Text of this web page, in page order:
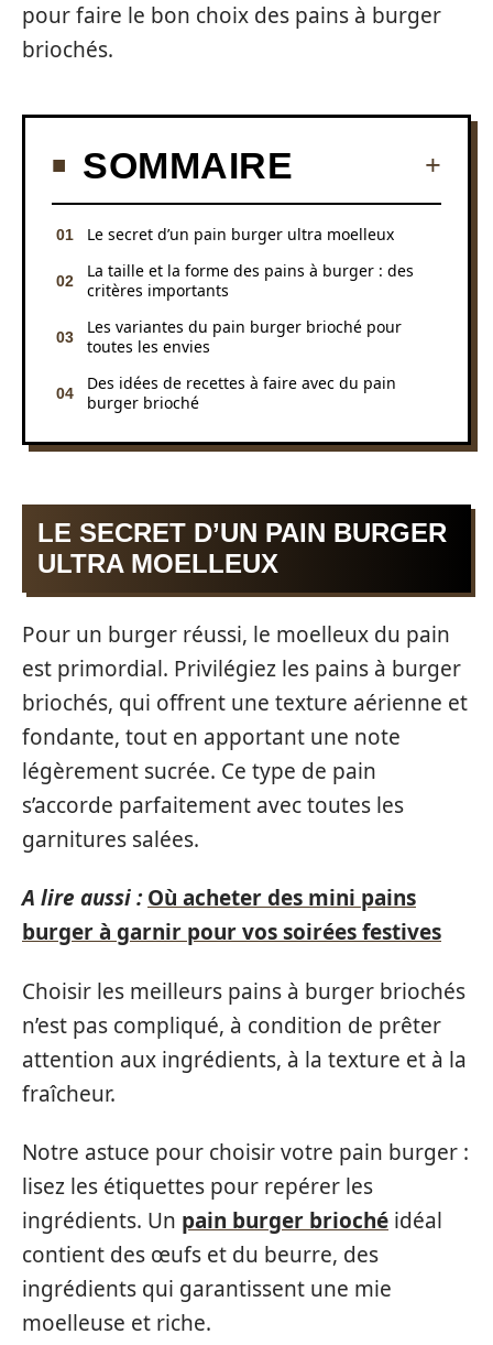
pour faire le bon choix des pains à burger
briochés.
SOMMAIRE
Le secret d’un pain burger ultra moelleux
La taille et la forme des pains à burger : des
critères importants
Les variantes du pain burger brioché pour
toutes les envies
Des idées de recettes à faire avec du pain
burger brioché
LE SECRET D’UN PAIN BURGER
ULTRA MOELLEUX
Pour un burger réussi, le moelleux du pain
est primordial. Privilégiez les pains à burger
briochés, qui offrent une texture aérienne et
fondante, tout en apportant une note
légèrement sucrée. Ce type de pain
s’accorde parfaitement avec toutes les
garnitures salées.
A lire aussi : Où acheter des mini pains
burger à garnir pour vos soirées festives
Choisir les meilleurs pains à burger briochés
n’est pas compliqué, à condition de prêter
attention aux ingrédients, à la texture et à la
fraîcheur.
Notre astuce pour choisir votre pain burger :
lisez les étiquettes pour repérer les
ingrédients. Un pain burger brioché idéal
contient des œufs et du beurre, des
ingrédients qui garantissent une mie
moelleuse et riche.